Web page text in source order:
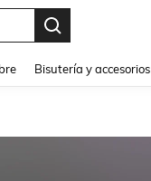
Bisutería y accesorios